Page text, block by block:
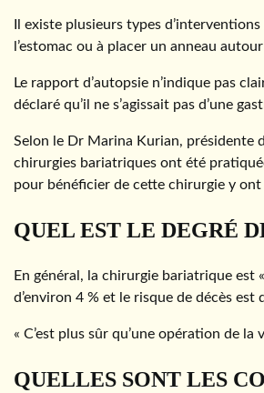
Il existe plusieurs types
l’estomac ou à placer un anneau
Le rapport d’autopsie n’indique pas
déclaré qu’il ne s’agissait pas d’une
Selon le Dr Marina Kurian, présidente
chirurgies bariatriques ont été
pour bénéficier de cette chirurgie y ont
QUEL EST LE DEGRÉ
En général, la chirurgie bariatrique est
d’environ 4 % et le risque de décès est
« C’est plus sûr qu’une opération de
QUELLES SONT LES